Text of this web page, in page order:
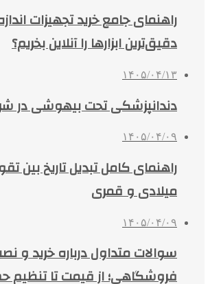
راهنمای جامع خرید تجهیزات
دقیق‌ترین ابزارها را آنلاین بخریم؟
۱۴۰۵/۰۴/۱۳
دندانپزشکی تحت بیهوشی در
۱۴۰۵/۰۴/۰۹
راهنمای کامل تبدیل تاریخ بین
میلادی و قمری
۱۴۰۵/۰۴/۰۹
سوالات متداول درباره خرید و
فروشگاهی؛ از قیمت تا